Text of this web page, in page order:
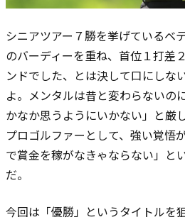
シニアツアー７勝を挙げているベ
のバーディーを重ね、首位１打差
ンドでした、とは決して口にしな
よ。メンタルは昔と変わらないの
かなか思うようにいかない」と厳
プロゴルファーとして、強い覚悟
で賞金を稼がなきゃならない」と
だ。
今回は「優勝」というタイトルを